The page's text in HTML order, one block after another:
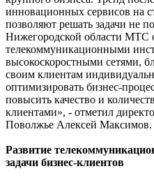
инновационных сервисов на
позволяют решать задачи не
Нижегородской области МТС
телекоммуникационными
высокоскоростными сетями,
своим клиентам
оптимизировать бизнес-
повысить качество и
клиентами», - отметил
Поволжье Алексей Максимов.
Развитие
задачи бизнес-клиентов